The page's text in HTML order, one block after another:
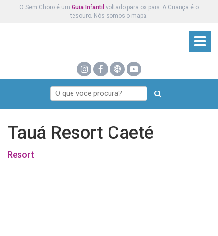
O Sem Choro é um Guia Infantil voltado para os pais. A Criança é o
tesouro. Nós somos o mapa.
Tauá Resort Caeté
Resort